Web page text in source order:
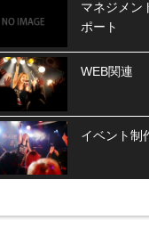
マネジメン
ポート
WEB関連
イベント制